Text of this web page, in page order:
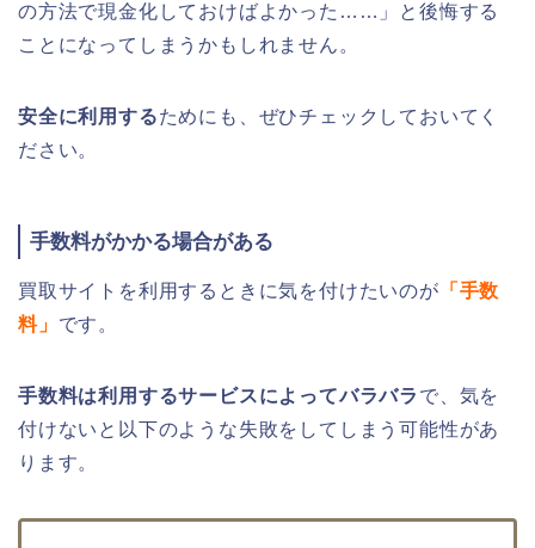
の方法で現金化しておけばよかった……」と後悔する
ことになってしまうかもしれません。
安全に利用するためにも、ぜひチェックしておいてく
ださい。
手数料がかかる場合がある
買取サイトを利用するときに気を付けたいのが 「手数
料」 です。
手数料は利用するサービスによってバラバラ で、気を
付けないと以下のような失敗をしてしまう可能性があ
ります。